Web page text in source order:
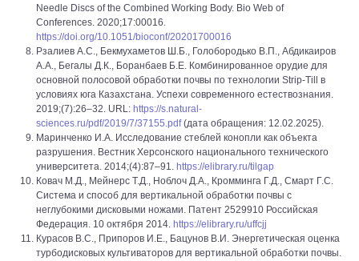
Needle Discs of the Combined Working Body. Bio Web of
Conferences. 2020;17:00016.
https://doi.org/10.1051/bioconf/20201700016
Рзалиев А.С., Бекмухаметов Ш.Б., Голобородько В.П., Абдикаиров
А.А., Бегалы Д.К., Боранбаев Б.Е. Комбинированное орудие для
основной полосовой обработки почвы по технологии Strip-Till в
условиях юга Казахстана. Успехи современного естествознания.
2019;(7):26–32. URL: https://s.natural-
sciences.ru/pdf/2019/7/37155.pdf(дата обращения: 12.02.2025).
Маринченко И.А. Исследование стеблей конопли как объекта
разрушения. Вестник Херсонского национального технического
университета. 2014;(4):87–91. https://elibrary.ru/tilgap
Ковач М.Д., Мейнерс Т.Д., Ноблоч Д.А., Кромминга Г.Д., Смарт Г.С.
Система и способ для вертикальной обработки почвы с
неглубокими дисковыми ножами. Патент 2529910 Российская
Федерация. 10 октября 2014. https://elibrary.ru/uffcjj
Курасов В.С., Припоров И.Е., Бацунов В.И. Энергетическая оценка
турбодисковых культиваторов для вертикальной обработки почвы.